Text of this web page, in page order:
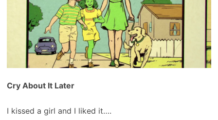
Cry About It Later
I kissed a girl and I liked it….